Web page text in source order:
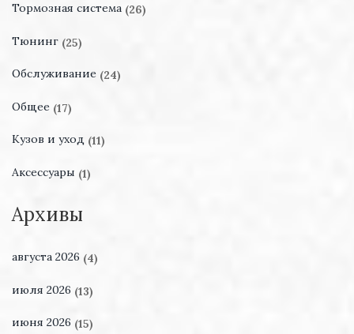
Тормозная система (26)
Тюнинг (25)
Обслуживание (24)
Общее (17)
Кузов и уход (11)
Аксессуары (1)
Архивы
августа 2026 (4)
июля 2026 (13)
июня 2026 (15)